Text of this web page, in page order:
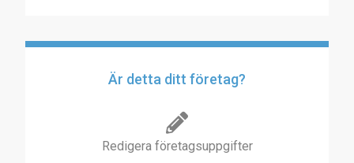
Är detta ditt företag?
Redigera företagsuppgifter